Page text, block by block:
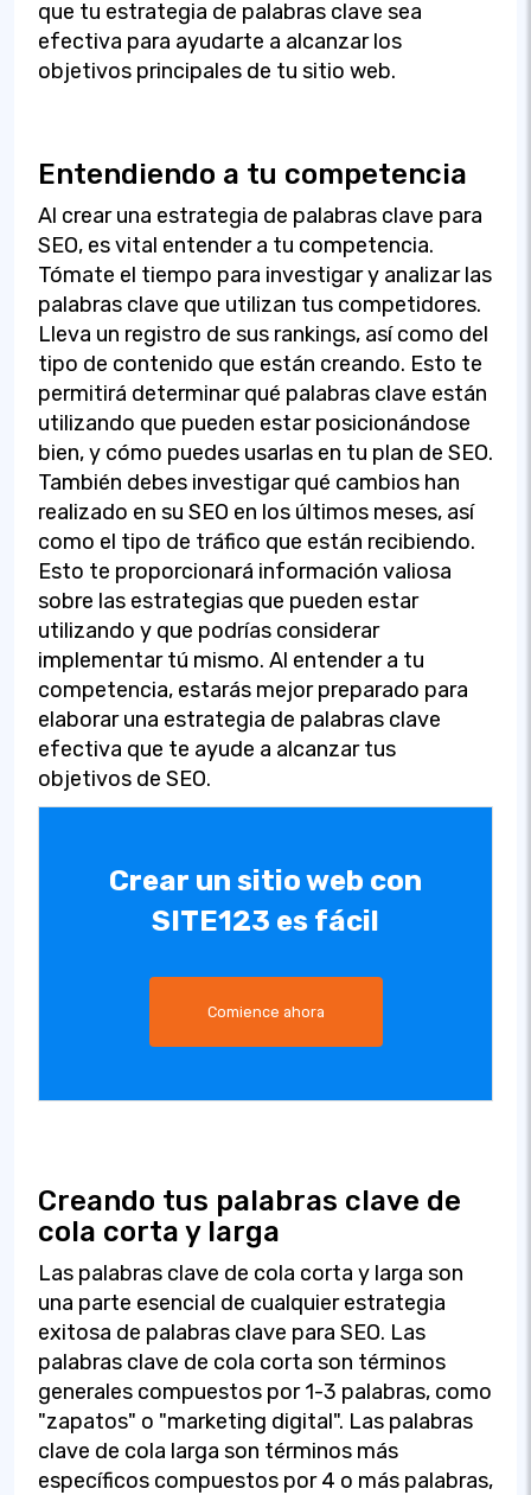
que tu estrategia de palabras clave sea
efectiva para ayudarte a alcanzar los
objetivos principales de tu sitio web.
Entendiendo a tu competencia
Al crear una estrategia de palabras clave para
SEO, es vital entender a tu competencia.
Tómate el tiempo para investigar y analizar las
palabras clave que utilizan tus competidores.
Lleva un registro de sus rankings, así como del
tipo de contenido que están creando. Esto te
permitirá determinar qué palabras clave están
utilizando que pueden estar posicionándose
bien, y cómo puedes usarlas en tu plan de SEO.
También debes investigar qué cambios han
realizado en su SEO en los últimos meses, así
como el tipo de tráfico que están recibiendo.
Esto te proporcionará información valiosa
sobre las estrategias que pueden estar
utilizando y que podrías considerar
implementar tú mismo. Al entender a tu
competencia, estarás mejor preparado para
elaborar una estrategia de palabras clave
efectiva que te ayude a alcanzar tus
objetivos de SEO.
Crear un sitio web con
SITE123 es fácil
Comience ahora
Creando tus palabras clave de
cola corta y larga
Las palabras clave de cola corta y larga son
una parte esencial de cualquier estrategia
exitosa de palabras clave para SEO. Las
palabras clave de cola corta son términos
generales compuestos por 1-3 palabras, como
"zapatos" o "marketing digital". Las palabras
clave de cola larga son términos más
específicos compuestos por 4 o más palabras,